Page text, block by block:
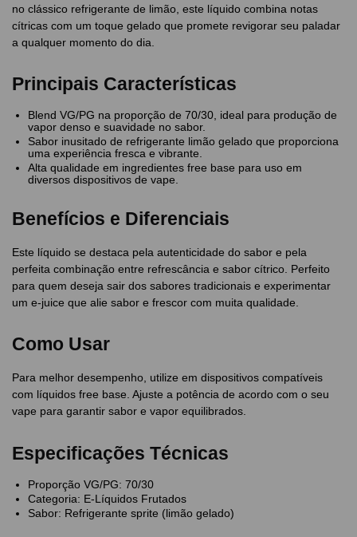
no clássico refrigerante de limão, este líquido combina notas
cítricas com um toque gelado que promete revigorar seu paladar
a qualquer momento do dia.
Principais Características
Blend VG/PG na proporção de 70/30, ideal para produção de
vapor denso e suavidade no sabor.
Sabor inusitado de refrigerante limão gelado que proporciona
uma experiência fresca e vibrante.
Alta qualidade em ingredientes free base para uso em
diversos dispositivos de vape.
Benefícios e Diferenciais
Este líquido se destaca pela autenticidade do sabor e pela
perfeita combinação entre refrescância e sabor cítrico. Perfeito
para quem deseja sair dos sabores tradicionais e experimentar
um e-juice que alie sabor e frescor com muita qualidade.
Como Usar
Para melhor desempenho, utilize em dispositivos compatíveis
com líquidos free base. Ajuste a potência de acordo com o seu
vape para garantir sabor e vapor equilibrados.
Especificações Técnicas
Proporção VG/PG: 70/30
Categoria: E-Líquidos Frutados
Sabor: Refrigerante sprite (limão gelado)